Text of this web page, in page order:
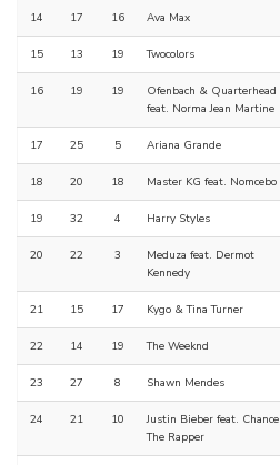
14 17 16 Ava Max
15 13 19 Twocolors
16 19 19
Ofenbach & Quarterhead
feat. Norma Jean Martine
17 25 5 Ariana Grande
18 20 18 Master KG feat. Nomcebo
19 32 4 Harry Styles
20 22 3
Meduza feat. Dermot
Kennedy
21 15 17 Kygo & Tina Turner
22 14 19 The Weeknd
23 27 8 Shawn Mendes
24 21 10
Justin Bieber feat. Chance
The Rapper